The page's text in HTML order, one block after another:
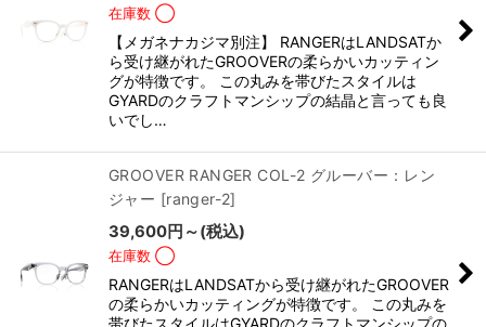
在庫数 ◯
【メガネナカジマ別注】 RANGERはLANDSATか
ら受け継がれたGROOVERの柔らかいカッティン
グが特徴です。 この丸みを帯びたスタイルは
GYARDのクラフトマンシップの結晶と言っても良
いでし…
GROOVER RANGER COL-2 グルーバー：レン
ジャー [ranger-2]
39,600円 ～(税込)
在庫数 ◯
RANGERはLANDSATから受け継がれたGROOVER
の柔らかいカッティングが特徴です。 この丸みを
帯びたスタイルはGYARDのクラフトマンシップの